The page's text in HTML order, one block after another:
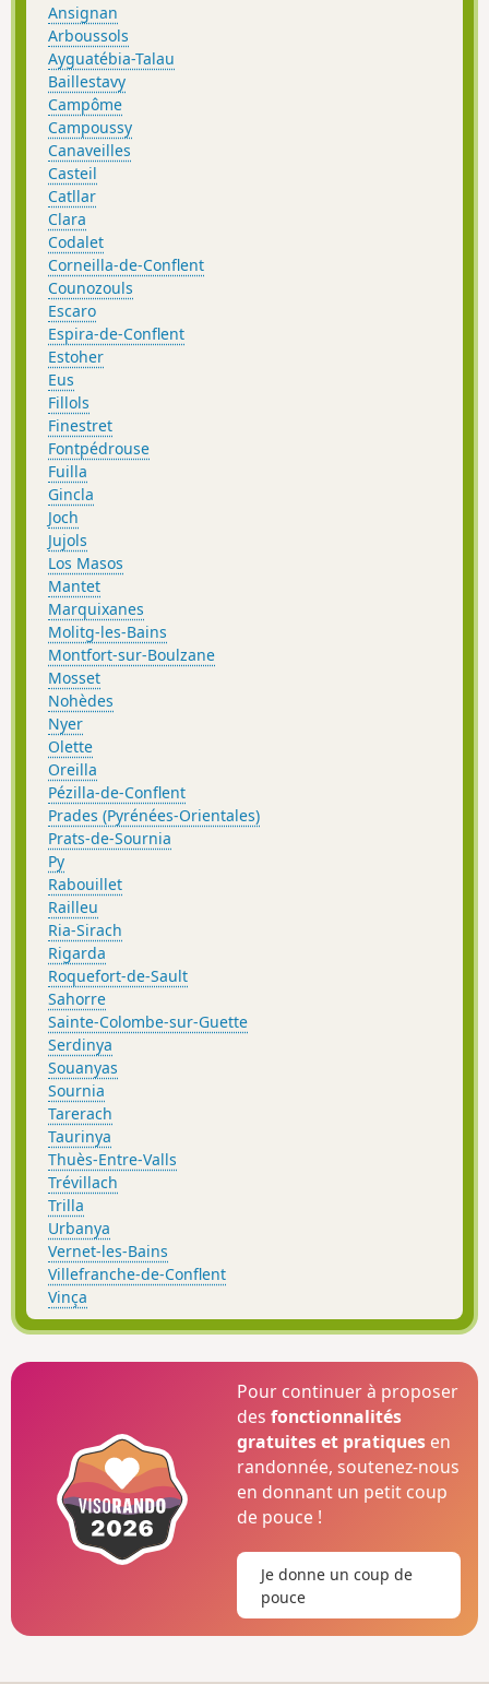
Ansignan
Arboussols
Ayguatébia-Talau
Baillestavy
Campôme
Campoussy
Canaveilles
Casteil
Catllar
Clara
Codalet
Corneilla-de-Conflent
Counozouls
Escaro
Espira-de-Conflent
Estoher
Eus
Fillols
Finestret
Fontpédrouse
Fuilla
Gincla
Joch
Jujols
Los Masos
Mantet
Marquixanes
Molitg-les-Bains
Montfort-sur-Boulzane
Mosset
Nohèdes
Nyer
Olette
Oreilla
Pézilla-de-Conflent
Prades (Pyrénées-Orientales)
Prats-de-Sournia
Py
Rabouillet
Railleu
Ria-Sirach
Rigarda
Roquefort-de-Sault
Sahorre
Sainte-Colombe-sur-Guette
Serdinya
Souanyas
Sournia
Tarerach
Taurinya
Thuès-Entre-Valls
Trévillach
Trilla
Urbanya
Vernet-les-Bains
Villefranche-de-Conflent
Vinça
Pour continuer à proposer
desfonctionnalités
gratuites et pratiques en
randonnée, soutenez-nous
en donnant un petit coup
de pouce !
Je donne un coup de
pouce